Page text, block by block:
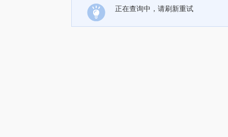
正在查询中，请刷新重试